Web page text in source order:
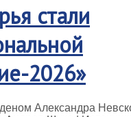
стали
2026»